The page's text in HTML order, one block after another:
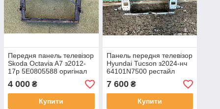
Передня панель телевізор
Skoda Octavia A7 з2012-
17р 5E0805588 оригінал
бв знизу незначна тріщина
( на фото зображено)
4 000 ₴
Купити
Панель передня телевізор
Hyundai Tucson з2024-нч
64101N7500 рестайл
одностороння незначна
тріщина, оригінал бв, в
нормальному стан
7 600₴
Купити